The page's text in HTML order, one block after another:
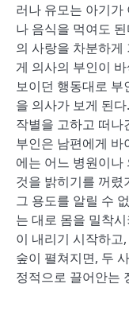
러나 유모는 아기가
나 음식을 먹여도
의 사랑을 차분하게
게 의사의 부인이
보이던 행동대로 부
을 의사가 보게 된
작별을 고하고 떠나
부인은 남편에게 바
에는 어느 병원이
것을 밝히기를 꺼렸
그 용도를 알릴 수
는 대로 몸을 밀착
이 내리기 시작하고
숲이 펼쳐지면, 두
정적으로 끌어안는